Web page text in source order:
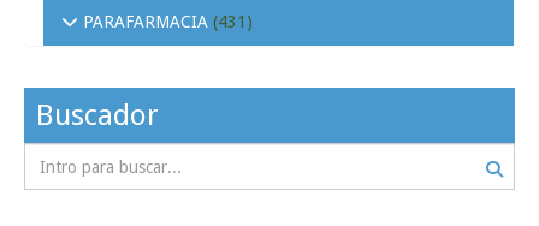
PARAFARMACIA (431)
Buscador